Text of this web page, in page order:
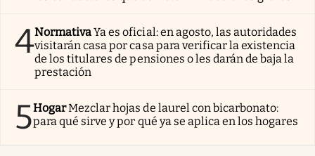
4NormativaYa es oficial: en agosto, las autoridades
visitarán casa por casa para verificar la existencia
de los titulares de pensiones o les darán de baja la
prestación
5HogarMezclar hojas de laurel con bicarbonato:
para qué sirve y por qué ya se aplica en los hogares